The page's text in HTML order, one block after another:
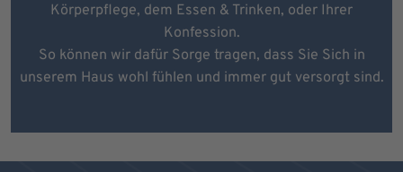
Körperpflege, dem Essen & Trinken, oder Ihrer
Konfession.
So können wir dafür Sorge tragen, dass Sie Sich in
unserem Haus wohl fühlen und immer gut versorgt sind.